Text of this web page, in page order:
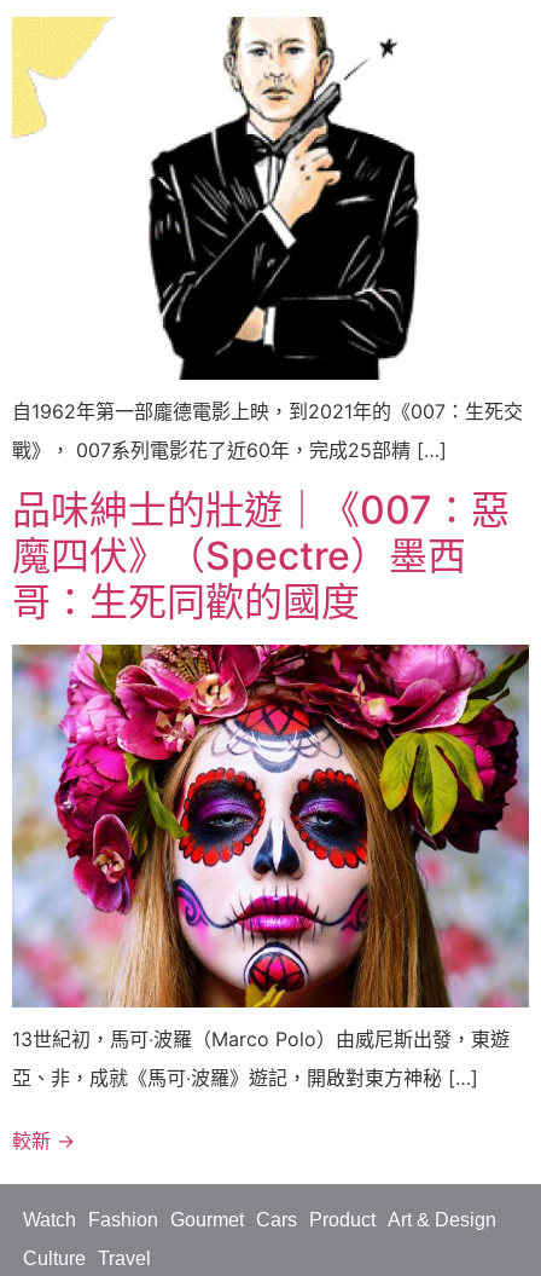
自1962年第一部龐德電影上映，到2021年的《007：生死交
戰》， 007系列電影花了近60年，完成25部精 […]
品味紳士的壯遊｜《007：惡
魔四伏》（Spectre）墨西
哥：生死同歡的國度
13世紀初，馬可‧波羅（Marco Polo）由威尼斯出發，東遊
亞、非，成就《馬可‧波羅》遊記，開啟對東方神秘 […]
較新 →
Watch Fashion Gourmet Cars Product
Art & Design
Culture
Travel